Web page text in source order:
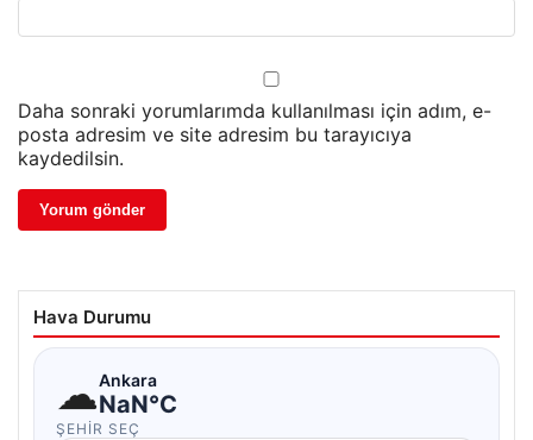
Daha sonraki yorumlarımda kullanılması için adım, e-
posta adresim ve site adresim bu tarayıcıya
kaydedilsin.
Hava Durumu
☁Ankara
NaN°C
ŞEHIR SEÇ